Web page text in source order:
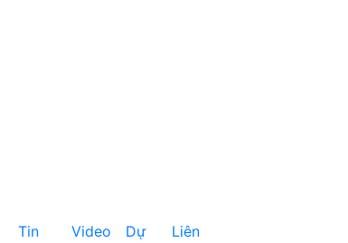
Tin
Video
Dự
Liên